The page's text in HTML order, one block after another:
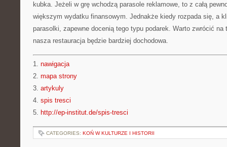
kubka. Jeżeli w grę wchodzą parasole reklamowe, to z całą
większym wydatku finansowym. Jednakże kiedy rozpada się, a
parasolki, zapewne docenią tego typu podarek. Warto zwrócić na
nasza restauracja będzie bardziej dochodowa.
1. nawigacja
2. mapa strony
3. artykuly
4. spis tresci
5. http://ep-institut.de/spis-tresci
CATEGORIES: KOŃ W KULTURZE I HISTORII